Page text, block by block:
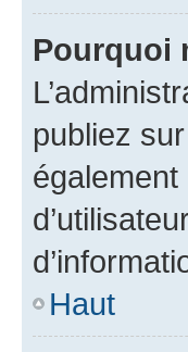
Pourquoi
publiez
Haut